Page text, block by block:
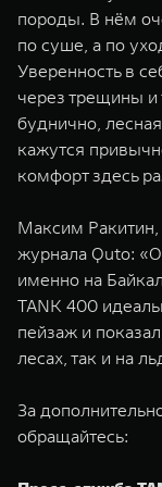
породы. В нём
по суше, а по
Уверенность в
через трещины и
буднично,
кажутся
комфорт здесь
Максим Ракитин,
журнала Quto:
именно на
TANK 400
пейзаж и
лесах, так и на
За
обращайтесь: